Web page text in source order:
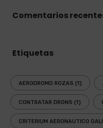
Comentarios
Etiquetas
AERODROMO ROZAS (1)
CONTRATAR DRONS (1)
CRITERIUM AERONAUTICO